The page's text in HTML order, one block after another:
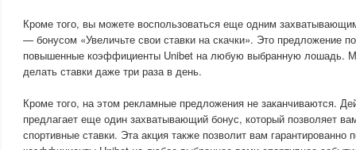
Кроме того, вы можете воспользоваться еще одним
— бонусом «Увеличьте свои ставки на скачки». Это предложение
повышенные коэффициенты Unibet на любую выбранную лошадь.
делать ставки даже три раза в день.
Кроме того, на этом рекламные предложения не заканчиваются.
предлагает еще один захватывающий бонус, который позволяет
спортивные ставки. Эта акция также позволит вам гарантированно